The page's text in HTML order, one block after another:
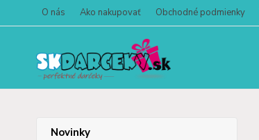
O nás Ako nakupovať Obchodné podmienky
Novinky